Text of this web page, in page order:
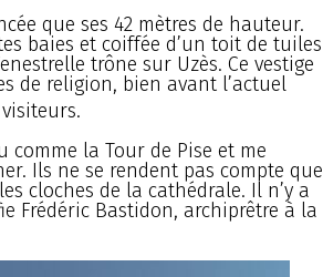
que ses 42 mètres de hauteur.
baies et coiffée d’un toit de tuiles
trône sur Uzès. Ce vestige
de religion, bien avant l’actuel
comme la Tour de Pise et me
Ils ne se rendent pas compte que
cloches de la cathédrale. Il n’y a
Frédéric Bastidon, archiprêtre à la